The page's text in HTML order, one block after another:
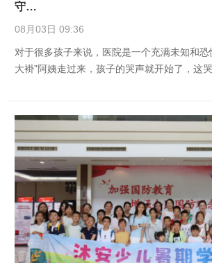
守…
08月03日 09:36
对于很多孩子来说，医院是一个充满未知和恐
大褂”阿姨走过来，孩子的哭声就开始了，这